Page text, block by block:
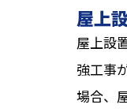
屋上
屋上設
強工事
場合、